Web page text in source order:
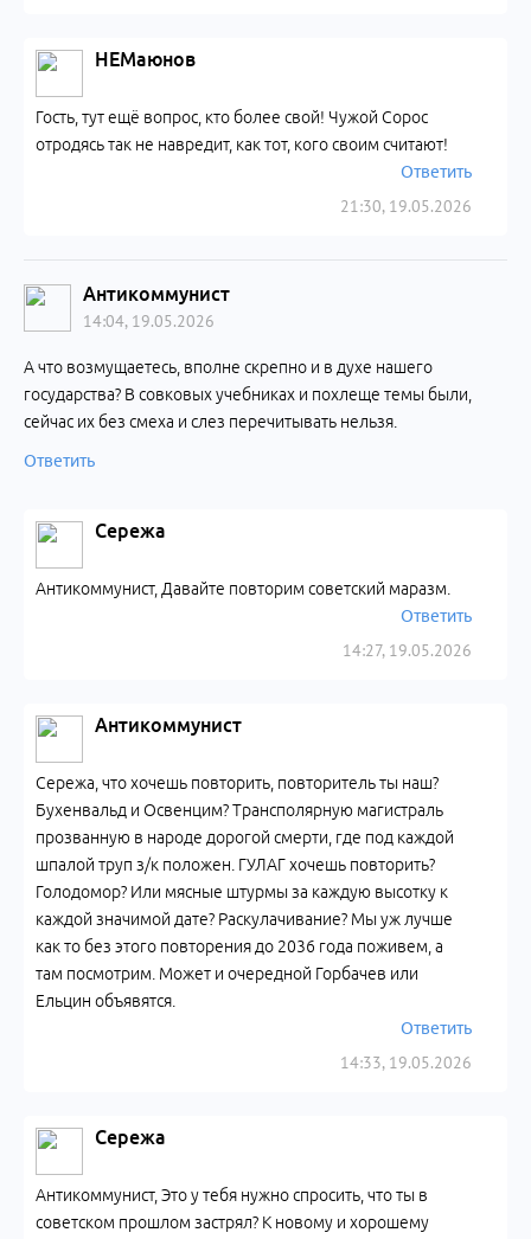
НЕМаюнов
21:30, 19.05.2026
Гость, тут ещё вопрос, кто более свой! Чужой Сорос
отродясь так не навредит, как тот, кого своим считают!
Ответить
Антикоммунист
14:04, 19.05.2026
А что возмущаетесь, вполне скрепно и в духе нашего
государства? В совковых учебниках и похлеще темы были,
сейчас их без смеха и слез перечитывать нельзя.
Ответить
Сережа
14:27, 19.05.2026
Антикоммунист, Давайте повторим советский маразм.
Ответить
Антикоммунист
14:33, 19.05.2026
Сережа, что хочешь повторить, повторитель ты наш?
Бухенвальд и Освенцим? Трансполярную магистраль
прозванную в народе дорогой смерти, где под каждой
шпалой труп з/к положен. ГУЛАГ хочешь повторить?
Голодомор? Или мясные штурмы за каждую высотку к
каждой значимой дате? Раскулачивание? Мы уж лучше
как то без этого повторения до 2036 года поживем, а
там посмотрим. Может и очередной Горбачев или
Ельцин объявятся.
Ответить
Сережа
Антикоммунист, Это у тебя нужно спросить, что ты в
советском прошлом застрял? К новому и хорошему